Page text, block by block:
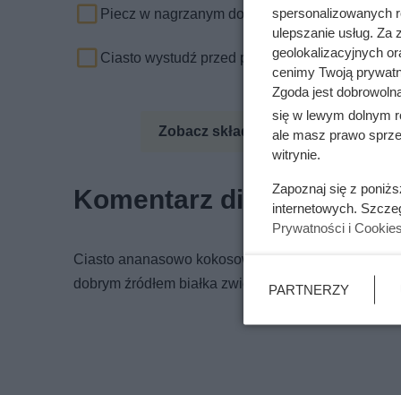
Piecz w nagrzanym do 190 stopni C
Ciasto wystudź przed pokrojeniem.
Zobacz składniki odżywcze
Komentarz dietetyka
Ciasto ananasowo kokosowe to zdrowa
dobrym źródłem białka zwierzęcego. Ciasto jest
spersonalizowanych
ulepszanie usług.
geolokalizacyjnych
cenimy Twoją
Zgoda jest
się w lewym dolnym
ale masz prawo
witrynie.
Zapoznaj się z
internetowych.
Prywatności i Cookies
PARTNERZY